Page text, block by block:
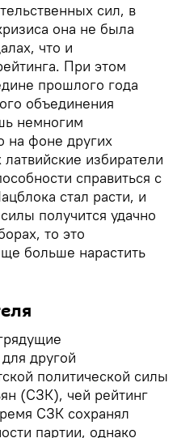
сил, в
она не была
что и
При этом
прошлого года
объединения
немногим
фоне других
избиратели
справиться с
стал расти, и
получится удачно
то это
больше нарастить
другой
политической силы
(СЗК), чей рейтинг
СЗК сохранял
партии, однако